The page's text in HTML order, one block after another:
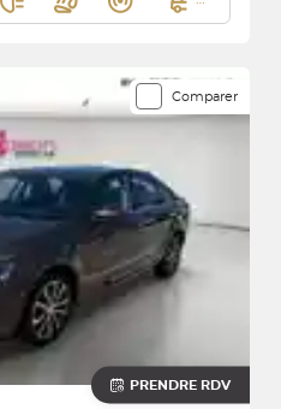
Comparer
PRENDRE RDV